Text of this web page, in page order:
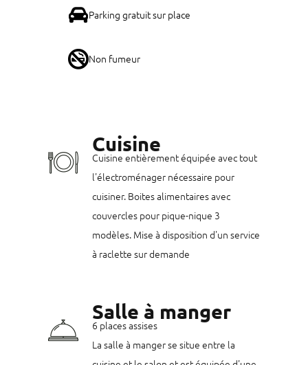
Parking gratuit sur place
Non fumeur
Cuisine
Cuisine entièrement équipée avec tout
l'électroménager nécessaire pour
cuisiner. Boites alimentaires avec
couvercles pour pique-nique 3
modèles. Mise à disposition d'un service
à raclette sur demande
Salle à manger
6 places assises
La salle à manger se situe entre la